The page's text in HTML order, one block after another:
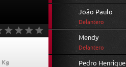
Kg
João Paulo
Delantero
Mendy
Delantero
Pedro Henrique